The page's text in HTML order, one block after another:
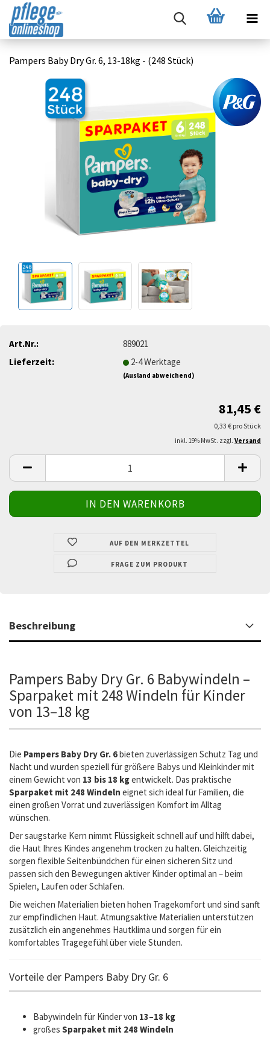
Pampers Baby Dry Gr. 6, 13-18kg - (248 Stück)
Art.Nr.:
889021
Lieferzeit:
2-4 Werktage
(Ausland abweichend)
81,45 €
0,33 € pro Stück
inkl. 19% MwSt. zzgl. Versand
AUF DEN MERKZETTEL
FRAGE ZUM PRODUKT
Beschreibung
Pampers Baby Dry Gr. 6 Babywindeln –
Sparpaket mit 248 Windeln für Kinder
von 13–18 kg
Die Pampers Baby Dry Gr. 6bieten zuverlässigen Schutz Tag und
Nacht und wurden speziell für größere Babys und Kleinkinder mit
einem Gewicht von 13 bis 18 kgentwickelt. Das praktische
Sparpaket mit 248 Windeln eignet sich ideal für Familien, die
einen großen Vorrat und zuverlässigen Komfort im Alltag
wünschen.
Der saugstarke Kern nimmt Flüssigkeit schnell auf und hilft dabei,
die Haut Ihres Kindes angenehm trocken zu halten. Gleichzeitig
sorgen flexible Seitenbündchen für einen sicheren Sitz und
passen sich den Bewegungen aktiver Kinder optimal an – beim
Spielen, Laufen oder Schlafen.
Die weichen Materialien bieten hohen Tragekomfort und sind sanft
zur empfindlichen Haut. Atmungsaktive Materialien unterstützen
zusätzlich ein angenehmes Hautklima und sorgen für ein
komfortables Tragegefühl über viele Stunden.
Vorteile der Pampers Baby Dry Gr. 6
Babywindeln für Kinder von 13–18 kg
großes Sparpaket mit 248 Windeln